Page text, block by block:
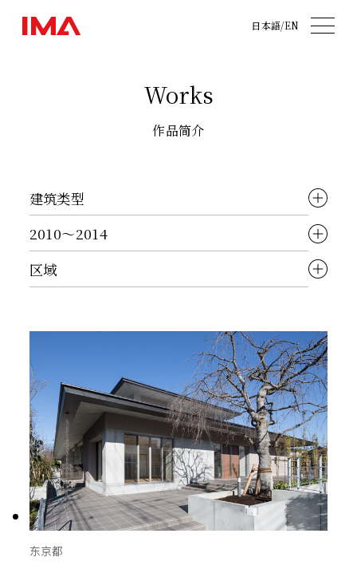
日本語/EN
Works
作品简介
建筑类型
住宅
医疗・福祉
商业
生产・交通
教育・研究
2010～2014
2020～2024
2015～2019
2010～2014
2005～2009
2000〜2004
1995〜1999
区域
东日本
西日本
海外
东京都